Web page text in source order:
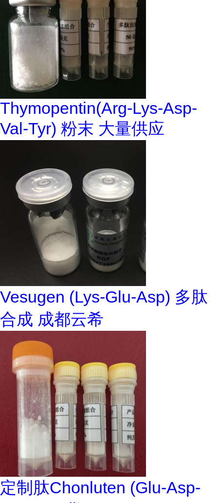
Thymopentin(Arg-Lys-Asp-
Val-Tyr) 粉末 大量供应
Vesugen (Lys-Glu-Asp) 多肽
合成 成都云希
定制肽Chonluten (Glu-Asp-